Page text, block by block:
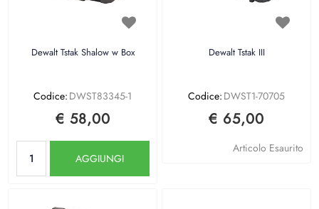
Dewalt Tstak Shalow w Box
Codice: DWST83345-1
€ 58,00
AGGIUNGI
Dewalt Tstak III
Codice: DWST1-70705
€ 65,00
Articolo Esaurito